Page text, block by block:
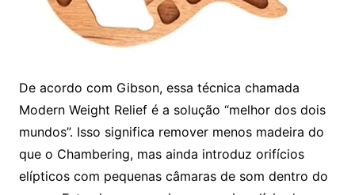
De acordo com Gibson, essa técnica chamada
Modern Weight Relief é a solução “melhor dos dois
mundos”. Isso significa remover menos madeira do
que o Chambering, mas ainda introduz orifícios
elípticos com pequenas câmaras de som dentro do